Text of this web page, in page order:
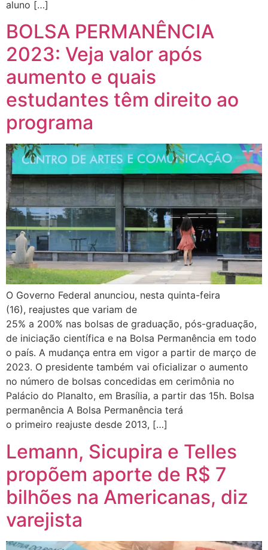
aluno […]
BOLSA PERMANÊNCIA
2023: Veja valor após
aumento e quais
estudantes têm direito ao
programa
O Governo Federal anunciou, nesta quinta-feira
(16), reajustes que variam de
25% a 200% nas bolsas de graduação, pós-graduação,
de iniciação científica e na Bolsa Permanência em todo
o país. A mudança entra em vigor a partir de março de
2023. O presidente também vai oficializar o aumento
no número de bolsas concedidas em cerimônia no
Palácio do Planalto, em Brasília, a partir das 15h. Bolsa
permanência A Bolsa Permanência terá
o primeiro reajuste desde 2013, […]
Lemann, Sicupira e Telles
propõem aporte de R$ 7
bilhões na Americanas, diz
varejista